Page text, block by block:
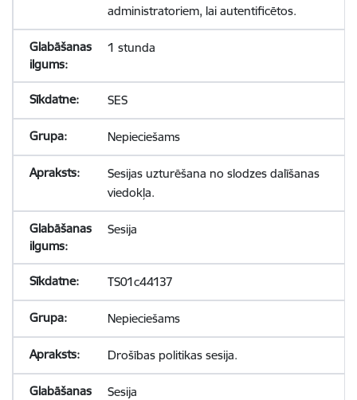
administratoriem, lai autentificētos.
1 stunda
SES
Nepieciešams
Sesijas uzturēšana no slodzes dalīšanas
viedokļa.
Sesija
TS01c44137
Nepieciešams
Drošības politikas sesija.
Sesija